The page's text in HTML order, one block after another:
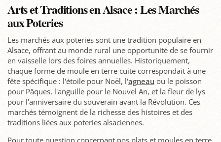
Arts et Traditions en Alsace : Les Marchés
aux Poteries
Les marchés aux poteries sont une tradition populaire en
Alsace, offrant au monde rural une opportunité de se fournir
en vaisselle lors des foires annuelles. Historiquement,
chaque forme de moule en terre cuite correspondait à une
fête spécifique : l'étoile pour Noël, l'agneau ou le poisson
pour Pâques, l'anguille pour le Nouvel An, et la fleur de lys
pour l'anniversaire du souverain avant la Révolution. Ces
marchés témoignent de la richesse des histoires et des
traditions liées aux poteries alsaciennes.